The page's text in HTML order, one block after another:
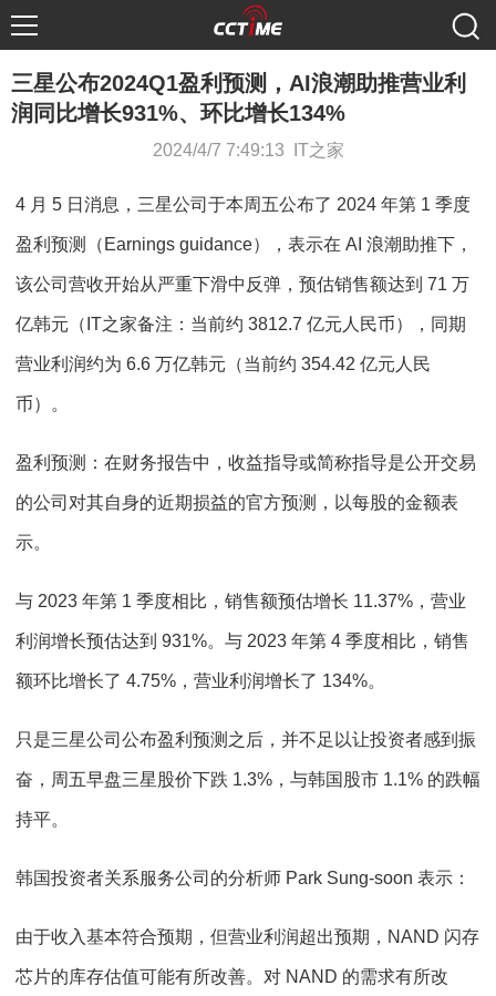
三星公布2024Q1盈利预测，AI浪潮助推营业利
润同比增长931%、环比增长134%
2024/4/7 7:49:13 IT之家
4 月 5 日消息，三星公司于本周五公布了 2024 年第 1 季度
盈利预测（Earnings guidance），表示在 AI 浪潮助推下，
该公司营收开始从严重下滑中反弹，预估销售额达到 71 万
亿韩元（IT之家备注：当前约 3812.7 亿元人民币），同期
营业利润约为 6.6 万亿韩元（当前约 354.42 亿元人民
币）。
盈利预测：在财务报告中，收益指导或简称指导是公开交易
的公司对其自身的近期损益的官方预测，以每股的金额表
示。
与 2023 年第 1 季度相比，销售额预估增长 11.37%，营业
利润增长预估达到 931%。与 2023 年第 4 季度相比，销售
额环比增长了 4.75%，营业利润增长了 134%。
只是三星公司公布盈利预测之后，并不足以让投资者感到振
奋，周五早盘三星股价下跌 1.3%，与韩国股市 1.1% 的跌幅
持平。
韩国投资者关系服务公司的分析师 Park Sung-soon 表示：
由于收入基本符合预期，但营业利润超出预期，NAND 闪存
芯片的库存估值可能有所改善。对 NAND 的需求有所改